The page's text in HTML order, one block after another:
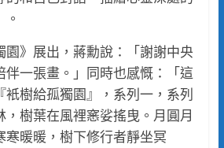
園》展出，蔣勳說：「謝謝中央
伴一張畫。」同時也感慨：「這
衹樹給孤獨園』，系列一，系列
，樹葉在風裡窸娑搖曳。月圓月
寒暖暖，樹下修行者靜坐冥